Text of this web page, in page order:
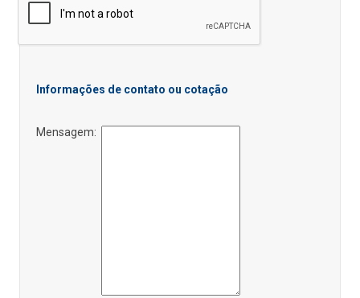
Informações de contato ou cotação
Mensagem: